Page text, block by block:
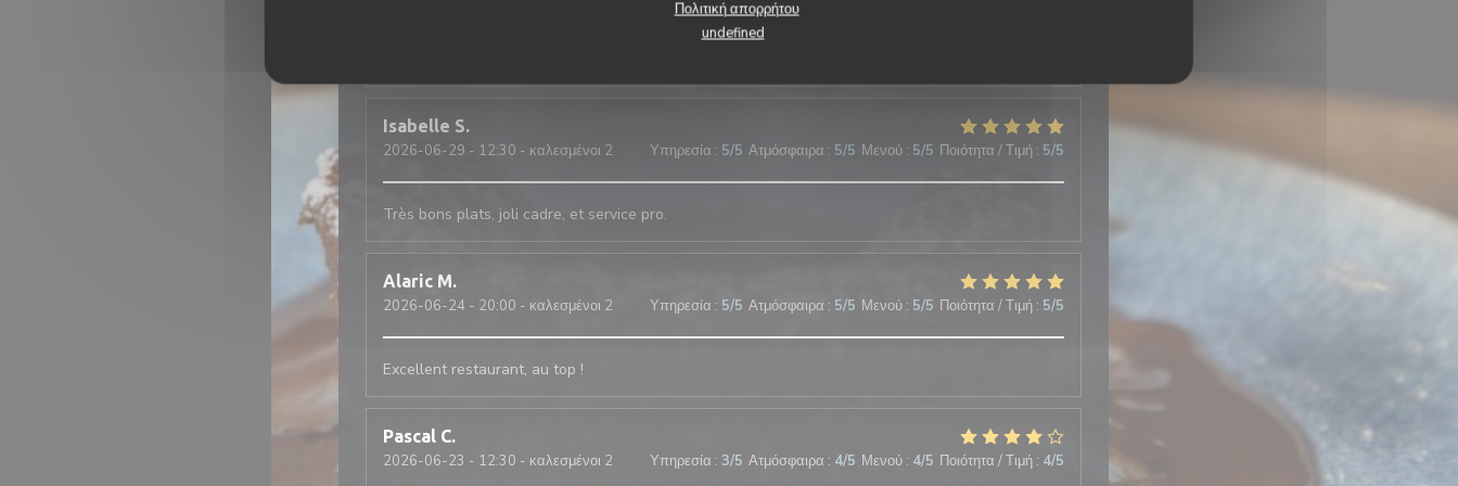
Πολιτική απορρήτου
undefined
Isabelle S
2026-06-29 - 12:30 - καλεσμένοι 2 Υπηρεσία : 5/5 Ατμόσφαιρα : 5/5 Μενού : 5/5 Ποιότητα / Τιμή : 5/5
Très bons plats, joli cadre, et service pro.
Alaric M
2026-06-24 - 20:00 - καλεσμένοι 2 Υπηρεσία : 5/5 Ατμόσφαιρα : 5/5 Μενού : 5/5 Ποιότητα / Τιμή : 5/5
Excellent restaurant, au top !
Pascal C
2026-06-23 - 12:30 - καλεσμένοι 2 Υπηρεσία : 3/5 Ατμόσφαιρα : 4/5 Μενού : 4/5 Ποιότητα / Τιμή : 4/5